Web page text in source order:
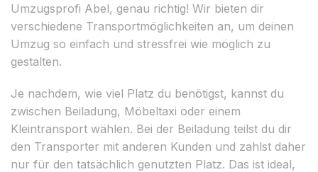
Umzugsprofi Abel, genau richtig! Wir bieten dir
verschiedene Transportmöglichkeiten an, um deinen
Umzug so einfach und stressfrei wie möglich zu
gestalten.
Je nachdem, wie viel Platz du benötigst, kannst du
zwischen Beiladung, Möbeltaxi oder einem
Kleintransport wählen. Bei der Beiladung teilst du dir
den Transporter mit anderen Kunden und zahlst daher
nur für den tatsächlich genutzten Platz. Das ist ideal,